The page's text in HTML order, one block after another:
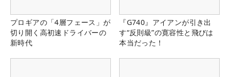
プロギアの「4層フェース」が
切り開く高初速ドライバーの
新時代
『G740』アイアンが引き出
す“反則級”の寛容性と飛びは
本当だった！